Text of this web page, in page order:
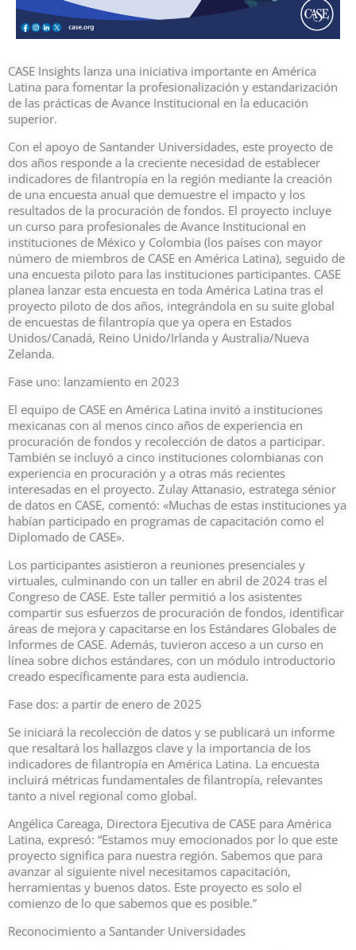
CASE Insights lanza una iniciativa importante en América
Latina para fomentar la profesionalización y estandarización
de las prácticas de Avance Institucional en la educación
superior.
Con el apoyo de Santander Universidades, este proyecto de
dos años responde a la creciente necesidad de establecer
indicadores de filantropía en la región mediante la creación
de una encuesta anual que demuestre el impacto y los
resultados de la procuración de fondos. El proyecto incluye
un curso para profesionales de Avance Institucional en
instituciones de México y Colombia (los países con mayor
número de miembros de CASE en América Latina), seguido de
una encuesta piloto para las instituciones participantes. CASE
planea lanzar esta encuesta en toda América Latina tras el
proyecto piloto de dos años, integrándola en su suite global
de encuestas de filantropía que ya opera en Estados
Unidos/Canadá, Reino Unido/Irlanda y Australia/Nueva
Zelanda.
Fase uno: lanzamiento en 2023
El equipo de CASE en América Latina invitó a instituciones
mexicanas con al menos cinco años de experiencia en
procuración de fondos y recolección de datos a participar.
También se incluyó a cinco instituciones colombianas con
experiencia en procuración y a otras más recientes
interesadas en el proyecto. Zulay Attanasio, estratega sénior
de datos en CASE, comentó: «Muchas de estas instituciones ya
habían participado en programas de capacitación como el
Diplomado de CASE».
Los participantes asistieron a reuniones presenciales y
virtuales, culminando con un taller en abril de 2024 tras el
Congreso de CASE. Este taller permitió a los asistentes
compartir sus esfuerzos de procuración de fondos, identificar
áreas de mejora y capacitarse en los Estándares Globales de
Informes de CASE. Además, tuvieron acceso a un curso en
línea sobre dichos estándares, con un módulo introductorio
creado específicamente para esta audiencia.
Fase dos: a partir de enero de 2025
Se iniciará la recolección de datos y se publicará un informe
que resaltará los hallazgos clave y la importancia de los
indicadores de filantropía en América Latina. La encuesta
incluirá métricas fundamentales de filantropía, relevantes
tanto a nivel regional como global.
Angélica Careaga, Directora Ejecutiva de CASE para América
Latina, expresó: “Estamos muy emocionados por lo que este
proyecto significa para nuestra región. Sabemos que para
avanzar al siguiente nivel necesitamos capacitación,
herramientas y buenos datos. Este proyecto es solo el
comienzo de lo que sabemos que es posible.”
Reconocimiento a Santander Universidades